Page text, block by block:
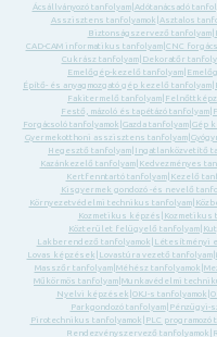
Ácsállványozó tanfolyam| Adótanácsadó
Asszisztens tanfolyamok Asztalos
Biztonságszervező tanfolyam|
CAD-CAM informatikus tanfolyam| CNC
Cukrász tanfolyam| Dekoratőr
Emelőgép-kezelő tanfolyam
Építő- és anyagmozgató gép kezelő tanfolyam
Fakitermelő tanfolyam
Festő, mázoló és tapétázó tanfolyam
Forgácsoló tanfolyamok Gazda tanfolyam| Gép
Gyermekotthoni asszisztens tanfolyam|
Hegesztő tanfolyam Ingatlanközvetítő
Kazánkezelő tanfolyam| Kedvezményes
Kertfenntartó tanfolyam| Kezelő
Kisgyermek gondozó -és nevelő
Környezetvédelmi technikus tanfolyam|
Kozmetikus képzés Kozmetikus
Közterület felügyelő tanfolyam
Lakberendező tanfolyamok Létesítményi
Lovas képzések Lovastúra vezető tanfolyam|
Masszőr tanfolyam| Méhész tanfolyamok
Műkörmös tanfolyam Munkavédelmi
Nyelvi képzések OKJ-s tanfolyamok
Parkgondozó tanfolyam| Pénzügyi-
Pirotechnikus tanfolyamok PLC programozó
Rendezvényszervező tanfolyamok